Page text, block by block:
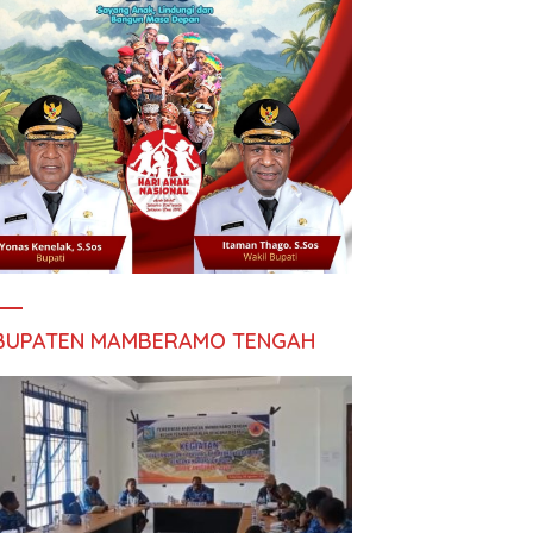
MAMBERAMO TENGAH